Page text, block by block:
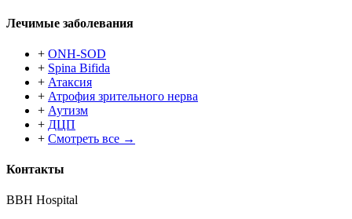
Лечимые заболевания
+ ONH-SOD
+ Spina Bifida
+ Атаксия
+ Атрофия зрительного нерва
+ Аутизм
+ ДЦП
+ Смотреть все →
Контакты
BBH Hospital